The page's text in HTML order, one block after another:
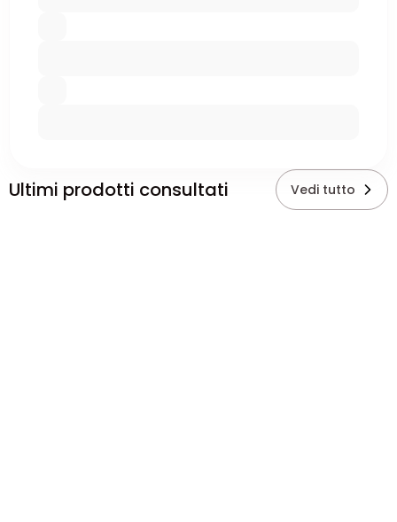
Ultimi prodotti consultati Vedi tutto